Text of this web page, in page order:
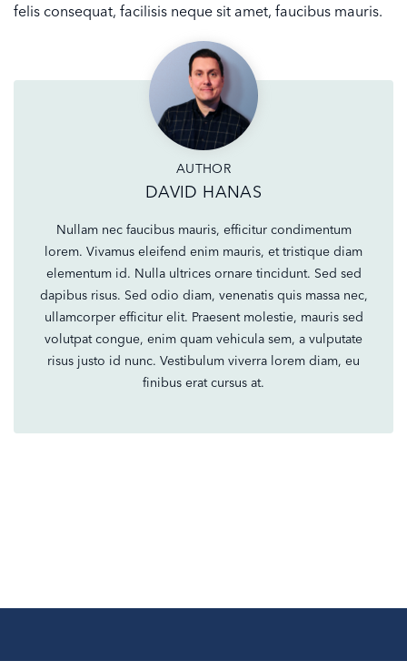
felis consequat, facilisis neque sit amet, faucibus mauris.
AUTHOR
DAVID HANAS
Nullam nec faucibus mauris, efficitur condimentum
lorem. Vivamus eleifend enim mauris, et tristique diam
elementum id. Nulla ultrices ornare tincidunt. Sed sed
dapibus risus. Sed odio diam, venenatis quis massa nec,
ullamcorper efficitur elit. Praesent molestie, mauris sed
volutpat congue, enim quam vehicula sem, a vulputate
risus justo id nunc. Vestibulum viverra lorem diam, eu
finibus erat cursus at.